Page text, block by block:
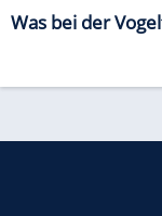
Was bei der